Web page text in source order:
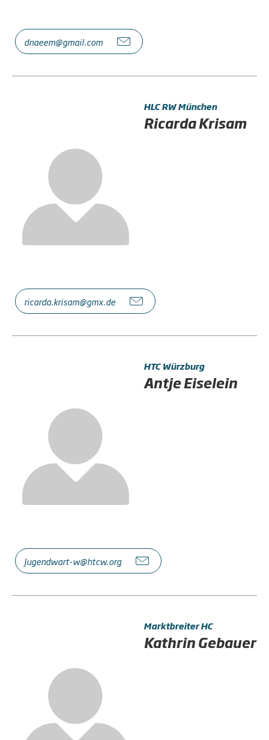
dnaeem@gmail.com
HLC RW München
Ricarda Krisam
ricarda.krisam@gmx.de
HTC Würzburg
Antje Eiselein
Jugendwart-w@htcw.org
Marktbreiter HC
Kathrin Gebauer